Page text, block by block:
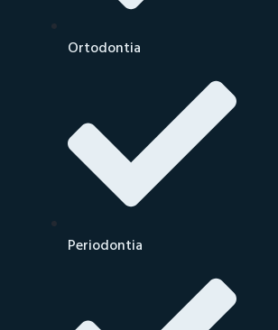
Ortodontia
Periodontia